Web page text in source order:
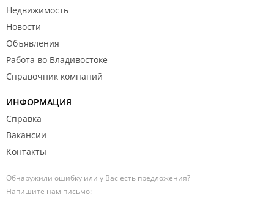
Недвижимость
Новости
Объявления
Работа во Владивостоке
Справочник компаний
ИНФОРМАЦИЯ
Справка
Вакансии
Контакты
Обнаружили ошибку или у Вас есть предложения?
Напишите нам письмо: